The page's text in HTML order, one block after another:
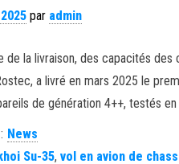
par admin
la livraison, des capacités des
a livré en mars 2025 le
de génération 4++, testés en
News
Su-35,vol en avion de